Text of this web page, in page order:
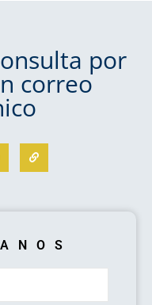
por
correo